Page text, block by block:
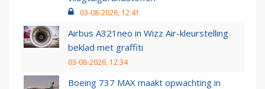
03-08-2026, 12:41
Airbus A321neo in Wizz Air-kleurstelling
beklad met graffiti
03-08-2026, 12:34
Boeing 737 MAX maakt opwachting in